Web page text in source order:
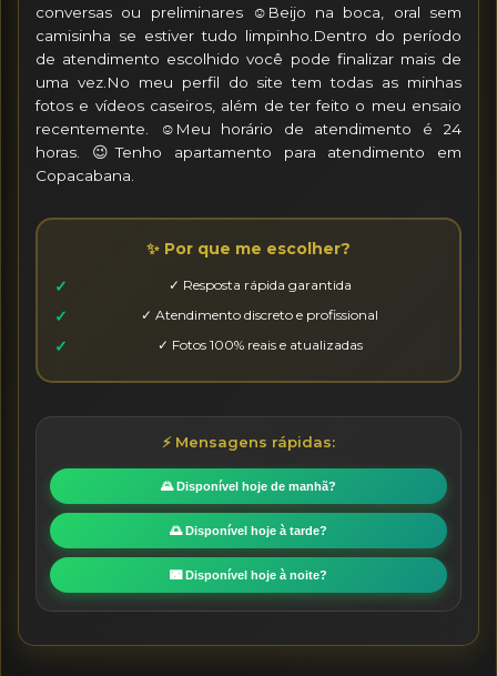
conversas ou preliminares ☺️Beijo na boca, oral sem
camisinha se estiver tudo limpinho.Dentro do período
de atendimento escolhido você pode finalizar mais de
uma vez.No meu perfil do site tem todas as minhas
fotos e vídeos caseiros, além de ter feito o meu ensaio
recentemente. ☺️Meu horário de atendimento é 24
horas. 😉Tenho apartamento para atendimento em
Copacabana.
✨ Por que me escolher?
✓ Resposta rápida garantida
✓ Atendimento discreto e profissional
✓ Fotos 100% reais e atualizadas
⚡ Mensagens rápidas:
🌄 Disponível hoje de manhã?
🌅 Disponível hoje à tarde?
🌃 Disponível hoje à noite?